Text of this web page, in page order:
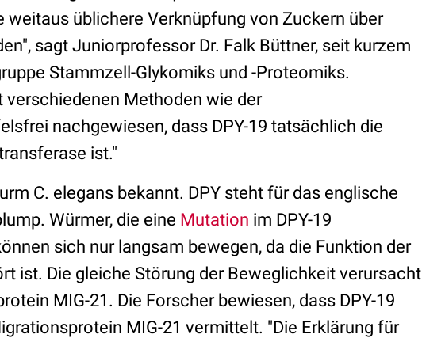
weitaus üblichere Verknüpfung von Zuckern über
sagt Juniorprofessor Dr. Falk Büttner, seit kurzem
Stammzell-Glykomiks und -Proteomiks.
Methoden wie der
nachgewiesen, dass DPY-19 tatsächlich die
ist."
C. elegans bekannt. DPY steht für das englische
Würmer, die eine Mutation im DPY-19
sich nur langsam bewegen, da die Funktion der
ist. Die gleiche Störung der Beweglichkeit verursacht
MIG-21. Die Forscher bewiesen, dass DPY-19
MIG-21 vermittelt. "Die Erklärung für